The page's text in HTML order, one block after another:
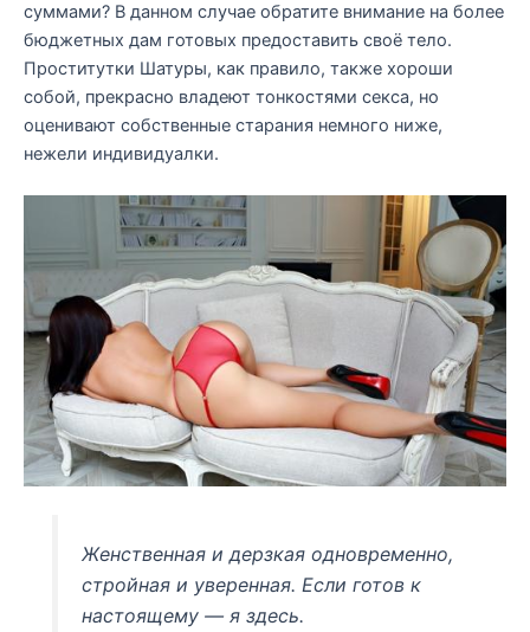
суммами? В данном случае обратите внимание на более
бюджетных дам готовых предоставить своё тело.
Проститутки Шатуры, как правило, также хороши
собой, прекрасно владеют тонкостями секса, но
оценивают собственные старания немного ниже,
нежели индивидуалки.
Женственная и дерзкая одновременно,
стройная и уверенная. Если готов к
настоящему — я здесь.